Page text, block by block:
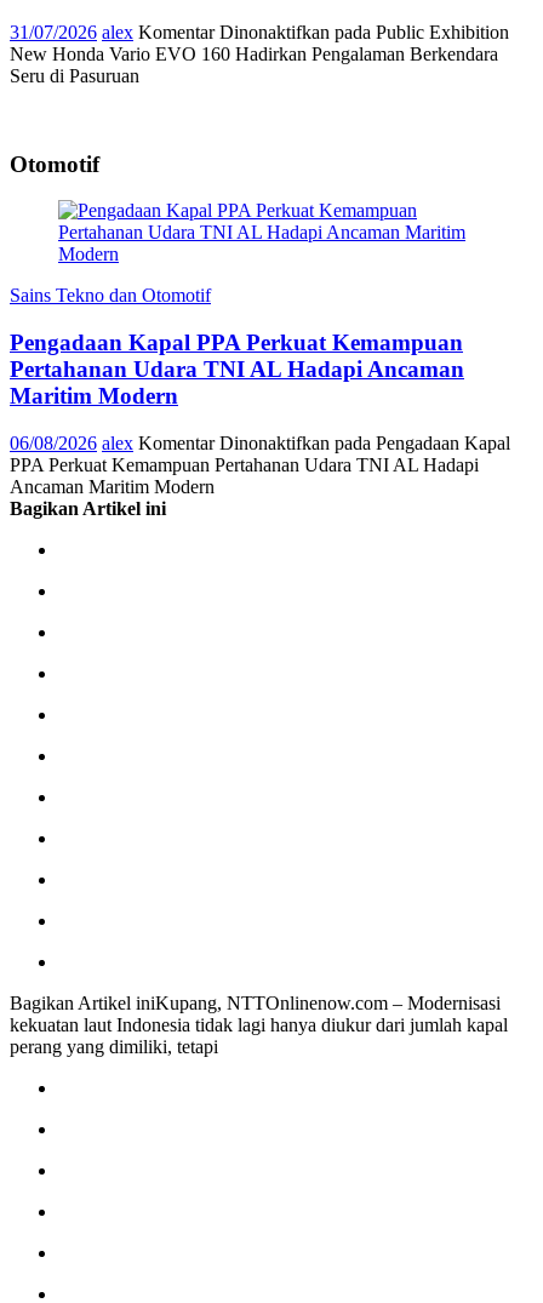
31/07/2026 alex Komentar Dinonaktifkan pada Public Exhibition
New Honda Vario EVO 160 Hadirkan Pengalaman Berkendara
Seru di Pasuruan
Otomotif
Sains Tekno dan Otomotif
Pengadaan Kapal PPA Perkuat Kemampuan
Pertahanan Udara TNI AL Hadapi Ancaman
Maritim Modern
06/08/2026 alex Komentar Dinonaktifkan pada Pengadaan Kapal
PPA Perkuat Kemampuan Pertahanan Udara TNI AL Hadapi
Ancaman Maritim Modern
Bagikan Artikel ini
Bagikan Artikel iniKupang, NTTOnlinenow.com – Modernisasi
kekuatan laut Indonesia tidak lagi hanya diukur dari jumlah kapal
perang yang dimiliki, tetapi